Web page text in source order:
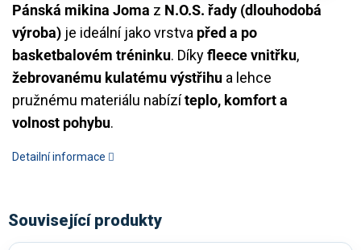
Pánská mikina Joma z N.O.S. řady (dlouhodobá
výroba) je ideální jako vrstva před a po
basketbalovém tréninku. Díkyfleece vnitřku,
žebrovanému kulatému výstřihu a lehce
pružnému materiálu nabízíteplo, komfort a
volnost pohybu.
Detailní informace
Související produkty